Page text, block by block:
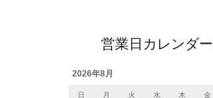
営業日カレンダー
2026年8月
日 月 火 水 木 金